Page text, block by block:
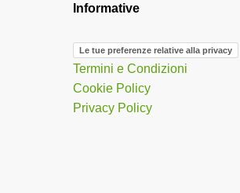
Informative
Le tue preferenze relative alla privacy
Termini e Condizioni
Cookie Policy
Privacy Policy